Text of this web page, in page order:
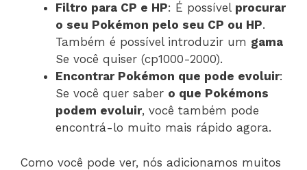
Filtro para CP e HP: É possível procurar
o seu Pokémon pelo seu CP ou HP.
Também é possível introduzir um gama
Se você quiser (cp1000-2000).
Encontrar Pokémon que pode evoluir:
Se você quer saber o que Pokémons
podem evoluir, você também pode
encontrá-lo muito mais rápido agora.
Como você pode ver, nós adicionamos muitos